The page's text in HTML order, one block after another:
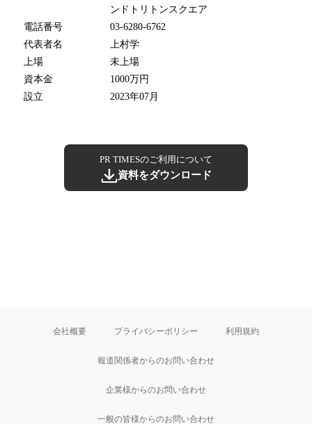
ンドトリトンスクエア
電話番号
03-6280-6762
代表者名
上村学
上場
未上場
資本金
1000万円
設立
2023年07月
PR TIMESのご利用について
資料をダウンロード
会社概要 プライバシーポリシー 利用規約
報道関係者からのお問い合わせ
企業様からのお問い合わせ
一般の皆様からのお問い合わせ